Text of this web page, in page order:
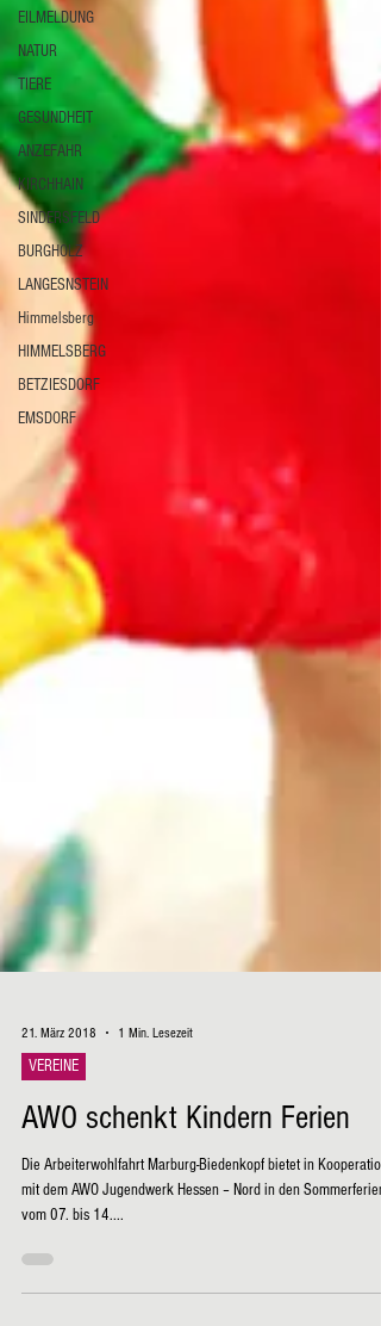
EILMELDUNG
NATUR
TIERE
GESUNDHEIT
ANZEFAHR
KIRCHHAIN
SINDERSFELD
BURGHOLZ
LANGESNSTEIN
Himmelsberg
HIMMELSBERG
BETZIESDORF
EMSDORF
21. März 2018
VEREINE
AWO schenkt Kindern Ferien
Die Arbeiterwohlfahrt Marburg-Biedenkopf bietet in Kooperation
vom 07. bis 14....